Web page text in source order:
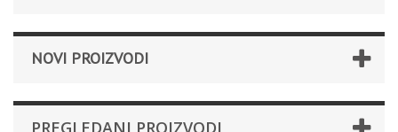
NOVI PROIZVODI
PREGLEDANI PROIZVODI